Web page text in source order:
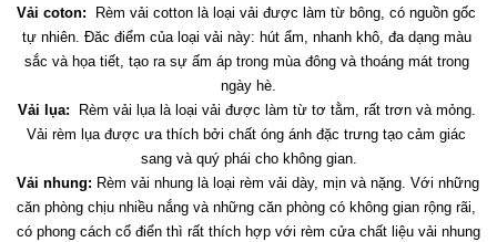
Vải coton: Rèm vải cotton là loại vải được làm từ bông, có nguồn gốc
tự nhiên. Đăc điểm của loại vải này: hút ẩm, nhanh khô, đa dạng màu
sắc và họa tiết, tạo ra sự ấm áp trong mùa đông và thoáng mát trong
ngày hè.
Vải lụa: Rèm vải lụa là loại vải được làm từ tơ tằm, rất trơn và mỏng.
Vải rèm lụa được ưa thích bởi chất óng ánh đặc trưng tạo cảm giác
sang và quý phái cho không gian.
Vải nhung: Rèm vải nhung là loại rèm vải dày, mịn và nặng. Với những
căn phòng chịu nhiều nắng và những căn phòng có không gian rộng rãi,
có phong cách cổ điển thì rất thích hợp với rèm cửa chất liệu vải nhung